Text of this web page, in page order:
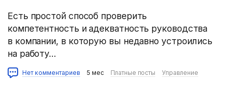
Есть простой способ проверить
компетентность и адекватность руководства
в компании, в которую вы недавно устроились
на работу…
Нет комментариев 5 мес Платные посты Управление